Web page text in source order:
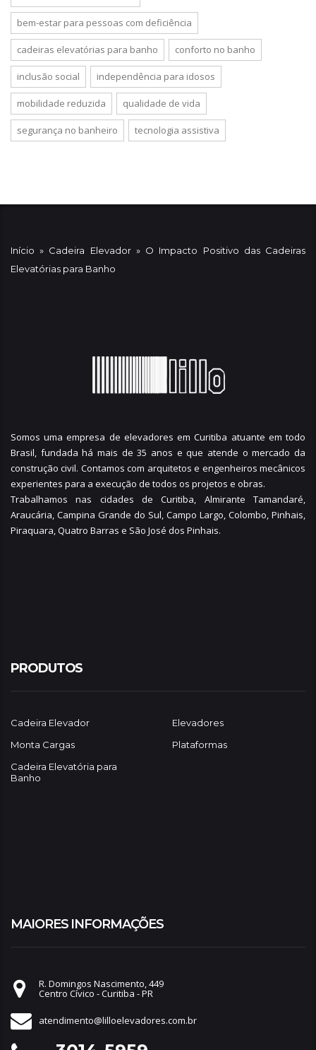
bem-estar para pessoas com deficiência
cadeiras elevatórias para banho conforto no banho
inclusão social independência para idosos
mobilidade reduzida qualidade de vida
segurança no banheiro tecnologia assistiva
Início » Cadeira Elevador» O Impacto Positivo das Cadeiras
Elevatórias para Banho
Somos uma empresa de elevadores em Curitiba atuante em todo
Brasil, fundada há mais de 35 anos e que atende o mercado da
construção civil. Contamos com arquitetos e engenheiros mecânicos
experientes para a execução de todos os projetos e obras.
Trabalhamos nas cidades de Curitiba, Almirante Tamandaré,
Araucária, Campina Grande do Sul, Campo Largo, Colombo, Pinhais,
Piraquara,Quatro Barras e São José dos Pinhais.
PRODUTOS
Cadeira Elevador
Elevadores
Monta Cargas
Plataformas
Cadeira Elevatória para
Banho
MAIORES INFORMAÇÕES
R. Domingos Nascimento, 449
Centro Cívico - Curitiba - PR
atendimento@lilloelevadores.com.br